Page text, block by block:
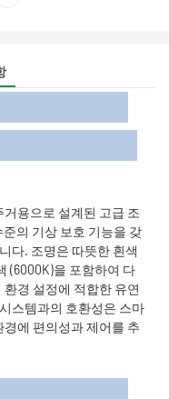
개
거용으로 설계된 고급 조
의 기상 보호 기능을 갖
다. 조명은 따뜻한 흰색
(6000K)을 포함하여 다
경 설정에 적합한 유연
스템과의 호환성은 스마
에 편의성과 제어를 추